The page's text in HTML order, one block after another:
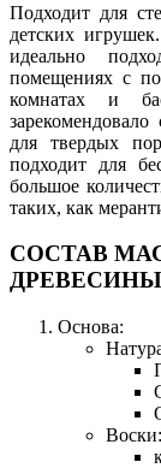
Подходит для
детских
идеально
помещениях с
комнатах и
для твердых
подходит для
большое
таких, как
СОСТАВ
ДРЕВЕСИНЫ
Основа:
Воски: